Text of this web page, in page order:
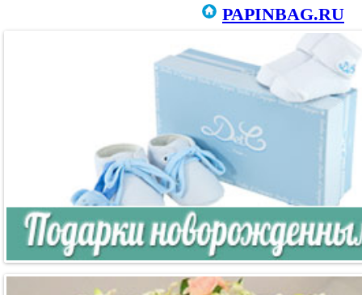
PAPINBAG.RU